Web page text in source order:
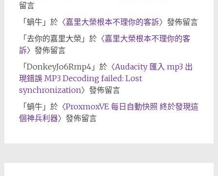
留言
「 蝸牛」於〈嘉里大榮根本不理你的客訴〉發佈留言
「 去你的嘉里大榮 」於〈嘉里大榮根本不理你的客
訴〉發佈留言
「 DonkeyJo6Rmp4」於〈Audacity 匯入 mp3 出
現錯誤 MP3 Decoding failed: Lost
synchronization〉發佈留言
「 蝸牛」於〈ProxmoxVE 每日自動快照 終於發現這
個神兵利器〉發佈留言